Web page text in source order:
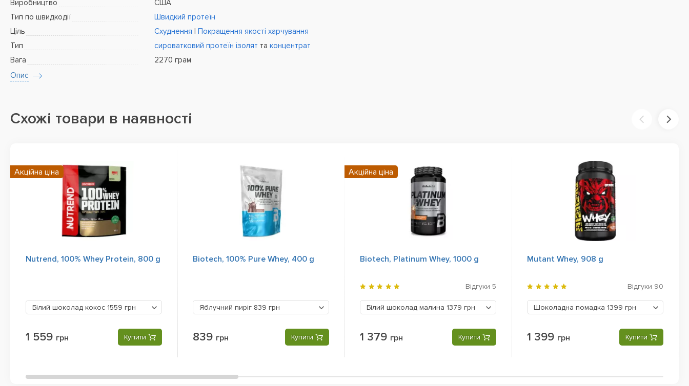
Виробництво
США
Тип по швидкодії
Швидкий протеїн
Ціль
Схуднення | Покращення якості харчування
Тип
сироватковий протеїн ізолят та концентрат
Вага
2270 грам
Опис
Схожі товари в наявності
Nutrend, 100% Whey Protein, 800 g
Білий шоколад кокос 1559 грн
1 559 грн Купити
Акційна ціна
Biotech, 100% Pure Whey, 400 g
Яблучний пиріг 839 грн
839 грн Купити
Biotech, Platinum Whey, 1000 g
Відгуки 5
Білий шоколад малина 1379 грн
1 379 грн Купити
Акційна ціна
Mutant Whey, 908 g
Відгуки 90
Шоколадна помадка 1399 грн
1 399 грн Купити